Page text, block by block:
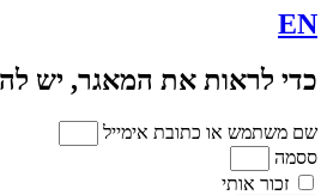
EN
כדי לראות את המאגר, יש
שם משתמש או כתובת אימייל
ססמה
זכור אותי